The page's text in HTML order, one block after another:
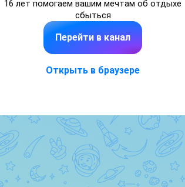
16 лет помогаем вашим мечтам об отдыхе
сбыться
Перейти в канал
Открыть в браузере